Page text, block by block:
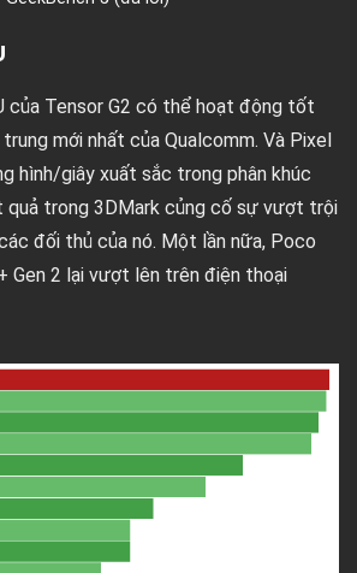
của Tensor G2 có thể hoạt động tốt
mới nhất của Qualcomm. Và Pixel
hình/giây xuất sắc trong phân khúc
quả trong 3DMark củng cố sự vượt trội
đối thủ của nó. Một lần nữa, Poco
Gen 2 lại vượt lên trên điện thoại